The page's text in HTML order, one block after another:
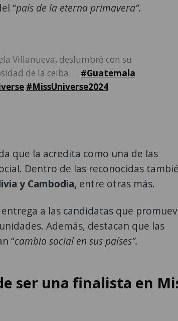
“país de la eterna primavera”.
Villanueva, deslumbró con su
de la ceiba. . . #Guatemala
#MissUniverse2024
que la acredita como una de las
Dentro de las reconocidas
y Cambodia, entre otras más.
a las candidatas que
Además, destacan que las
“cambio social en sus países”.
ser una finalista en